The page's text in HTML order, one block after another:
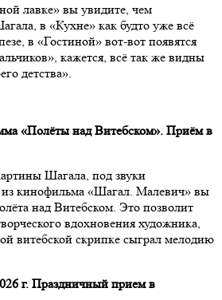
лавке» вы увидите, чем
в «Кухне» как будто уже всё
в «Гостиной» вот-вот появятся
кажется, всё так же видны
детства».
«Полёты над Витебском». Приём в
Шагала, под звуки
кинофильма «Шагал. Малевич» вы
над Витебском. Это позволит
вдохновения художника,
витебской скрипке сыграл мелодию
г. Праздничный прием в